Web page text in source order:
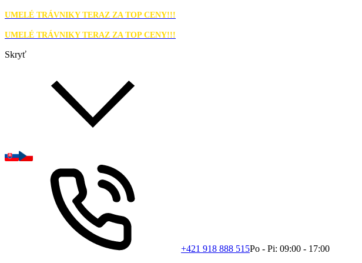
UMELÉ TRÁVNIKY TERAZ ZA TOP CENY!!!
UMELÉ TRÁVNIKY TERAZ ZA TOP CENY!!!
Skryť
+421 918 888 515Po - Pi: 09:00 - 17:00